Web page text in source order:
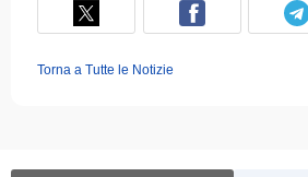
Torna a Tutte le Notizie